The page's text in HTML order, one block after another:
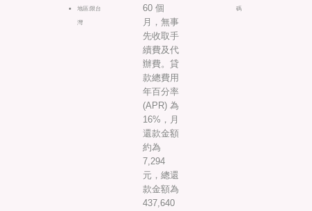
地區:限台
灣
60 個
月，無事
先收取手
續費及代
辦費。貸
款總費用
年百分率
(APR) 為
16%，月
還款金額
約為
7,294
元，總還
款金額為
437,640
碼